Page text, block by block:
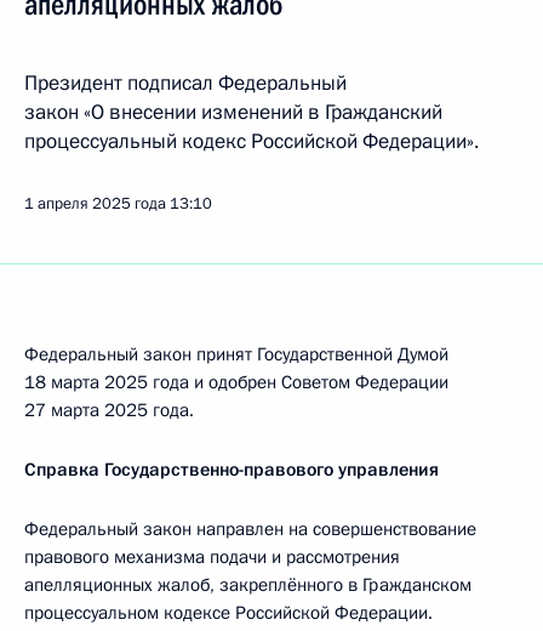
Президент подписал Федеральный
закон «О внесении изменений в Гражданский
процессуальный кодекс Российской Федерации».
1 апреля 2025 года 13:10
Федеральный закон принят Государственной Думой
18 марта 2025 года и одобрен Советом Федерации
27 марта 2025 года.
Справка Государственно-правового управления
Федеральный закон направлен на совершенствование
правового механизма подачи и рассмотрения
апелляционных жалоб, закреплённого в Гражданском
процессуальном кодексе Российской Федерации.